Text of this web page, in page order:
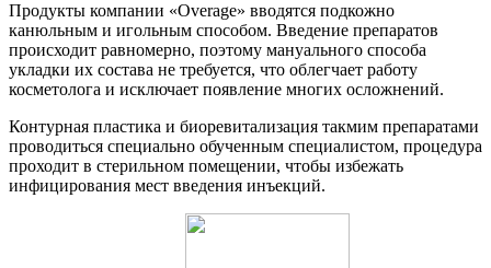
Продукты компании «Overage» вводятся подкожно
канюльным и игольным способом. Введение препаратов
происходит равномерно, поэтому мануального способа
укладки их состава не требуется, что облегчает работу
косметолога и исключает появление многих осложнений.
Контурная пластика и биоревитализация такмим препаратами
проводиться специально обученным специалистом, процедура
проходит в стерильном помещении, чтобы избежать
инфицирования мест введения инъекций.